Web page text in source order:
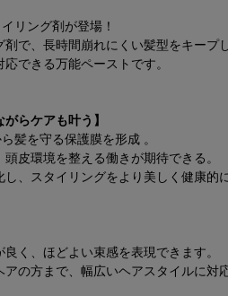
リング剤が登場！
で、長時間崩れにくい髪型をキープし
できる万能ペーストです。
らケアも叶う】
髪を守る保護膜を形成 。
皮環境を整える働きが期待できる。
し、スタイリングをより美しく健康的
く、ほどよい束感を表現できます。
の方まで、幅広いヘアスタイルに対応